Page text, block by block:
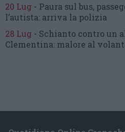
20 Lug - Paura sul bus,
l’autista: arriva la polizia
28 Lug - Schianto contro un
Clementina: malore al